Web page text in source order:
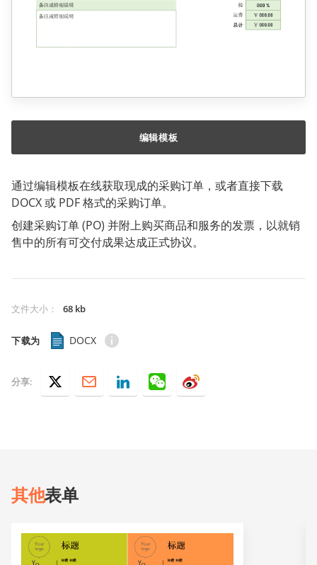
通过编辑模板在线获取现成的采购订单，或者直接下载
DOCX 或 PDF 格式的采购订单。
创建采购订单 (PO) 并附上购买商品和服务的发票，以就销
售中的所有可交付成果达成正式协议。
文件大小 ： 68 kb
下载为 DOCX
编辑模板
分享:
其他表单